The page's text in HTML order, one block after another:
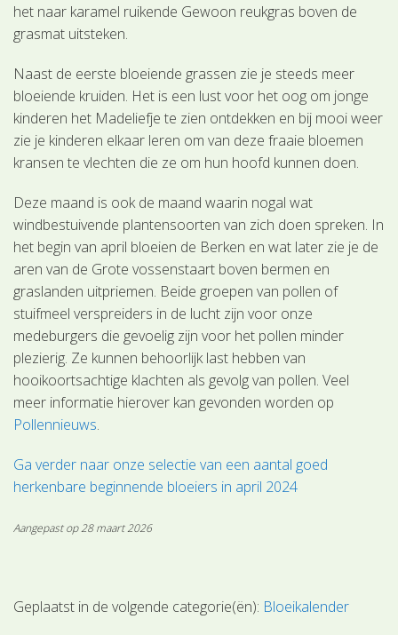
het naar karamel ruikende Gewoon reukgras boven de
grasmat uitsteken.
Naast de eerste bloeiende grassen zie je steeds meer
bloeiende kruiden. Het is een lust voor het oog om jonge
kinderen het Madeliefje te zien ontdekken en bij mooi weer
zie je kinderen elkaar leren om van deze fraaie bloemen
kransen te vlechten die ze om hun hoofd kunnen doen.
Deze maand is ook de maand waarin nogal wat
windbestuivende plantensoorten van zich doen spreken. In
het begin van april bloeien de Berken en wat later zie je de
aren van de Grote vossenstaart boven bermen en
graslanden uitpriemen. Beide groepen van pollen of
stuifmeel verspreiders in de lucht zijn voor onze
medeburgers die gevoelig zijn voor het pollen minder
plezierig. Ze kunnen behoorlijk last hebben van
hooikoortsachtige klachten als gevolg van pollen. Veel
meer informatie hierover kan gevonden worden op
Pollennieuws.
Ga verder naar onze selectie van een aantal goed
herkenbare beginnende bloeiers in april 2024
Aangepast op 28 maart 2026
Geplaatst in de volgende categorie(ën): Bloeikalender